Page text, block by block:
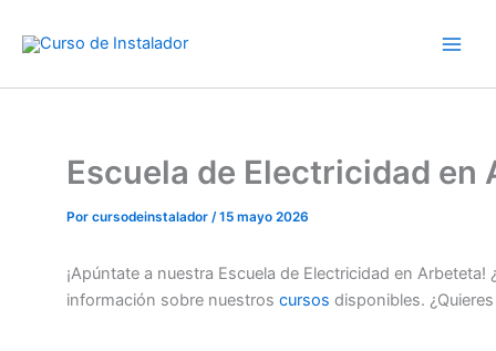
Escuela de Electricidad en
Por cursodeinstalador /15 mayo 2026
¡Apúntate a nuestra Escuela de Electricidad en Arbeteta!
información sobre nuestros cursos disponibles.